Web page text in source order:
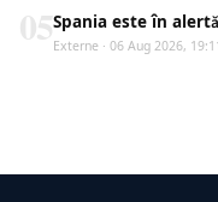
Spania este în
Externe · 06 Aug 2026,